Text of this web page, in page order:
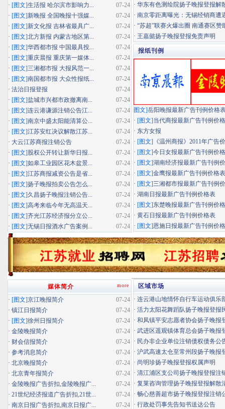
· 华东有色测绘院扬子晚报登报解
· 南京零距离曝光：无锡经销商遭
· “苏超”联赛火爆出圈 南通赛区赞
· 王嘉懿扬子晚报登报免责声明
报纸刊例
图文]岳阳晚报最新广告刊例价格
· [图文]当代商报最新广告刊例价
· 东方女报
· [图文] 《温州商报》2011年广告
· [图文]今日女报最新广告刊例价
· [图文]湖南经济报最新广告刊例
· [图文]金鹰报最新广告刊例价格表
· [图文]三湘都市报最新广告刊例
· 湖南日报最新广告刊例价格表
· [图文]东楚晚报最新广告刊例价
· 黄石日报最新广告刊例价格表
· [图文]恩施日报最新广告刊例价
07-24
· [图文]生活报 哈尔滨市影响力...
07-24
· [图文]新晚报 全国晚报十强媒...
07-24
· [图文]新文化报 吉林省最具广...
07-24
· [图文]北方新报 内蒙古地区第...
07-24
· [图文]华西都市报 中国最具投...
07-24
· [图文]重庆晨报 重庆第一媒体...
07-24
· [图文]三湘都市报 大报风范一...
07-24
· [图文]南国都市报 大众性报纸...
07-24
· 法治日报登报
07-24
· [图文]盐城市兴都市政撤离南...
07-24
· [图文]连云港谦源注销公告江...
07-24
· [图文]南京中盛太阳能清算公...
07-24
· [图文]江苏安红决议解散江苏...
07-24
· 大云江苏商报注销公告
07-24
· [图文]股权公开转让新华日报...
07-24
· [图文]如皋工业园区花木盆景...
07-24
· [图文]江苏商报减资公告是省...
07-24
· [图文]扬子晚报拍卖公告怎么...
07-24
· [图文]久昌扬子晚报注销公告...
07-24
· [图文]高考来临今年无高温天...
07-24
· [图文]齐光江苏经济报分立公...
07-24
· [图文]无锡日报酒水广告案例...
区域市场
· 连云港山地情怀自行车运动俱乐
· 活力太阳花舞蹈队扬子晚报登报
· 和凤镇平安志愿者协会扬子晚报
· 武进区遥观镇体育总会扬子晚报
· 民办非企业单位注销债权债务公
· 沪武高速太仓至常州段扬子晚报
· 尚明珍扬子晚报登报权属声明
· 清江浦区支公司扬子晚报登报注
· 复莱咨询管理扬子晚报登报解散
· 畅心慈善超市扬子晚报登报注销
· 行政处罚事先告知书送达公告
more
媒体简介
07-24
· [图文]京江晚报简介
07-24
· 镇江日报简介
07-24
· [图文]徐州日报简介
07-24
· 金陵晚报简介
07-24
· 财会信报简介
07-24
· 参考消息简介
07-24
· 北京晚报简介
07-24
· 北京青年报简介
07-24
· 金陵晚报广告折扣,金陵晚报广...
07-24
· 21世纪经济报道广告折扣,21世...
07-24
· 南京日报广告折扣,南京日报广...